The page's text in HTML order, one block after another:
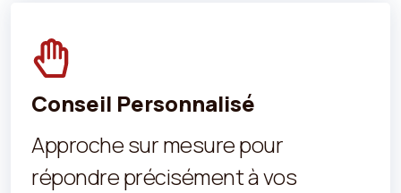
Conseil Personnalisé
Approche sur mesure pour
répondre précisément à vos